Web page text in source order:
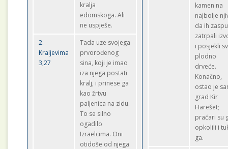
kralja
edomskoga. Ali
ne uspješe.
2.
Kraljevima
3,27
Tada uze svojega
prvorođenog
sina, koji je imao
iza njega postati
kralj, i prinese ga
kao žrtvu
paljenica na zidu.
To se silno
ogadilo
Izraelcima. Oni
otidoše od njega
kamen na
najbolje
da ih
zatrpali
i posjekli
plodno
drveće.
Konačno,
ostao je
grad Kir
Harešet;
praćari su
opkolili i
ga.